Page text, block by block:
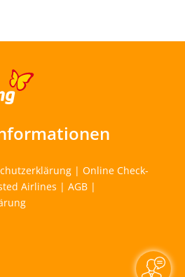
| Online Check-
Airlines | AGB|